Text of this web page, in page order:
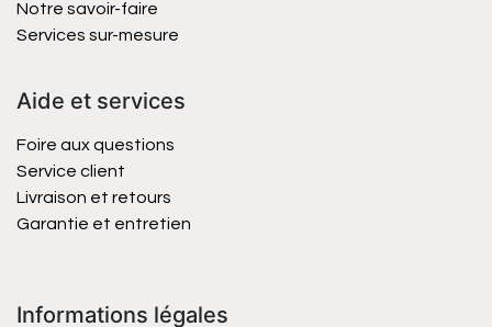
Notre savoir-faire
Services sur-mesure
Aide et services
Foire aux questions
Service client
Livraison et retours
Garantie et entretien
Informations légales